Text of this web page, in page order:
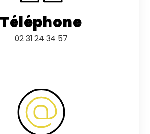
Téléphone
02 31 24 34 57